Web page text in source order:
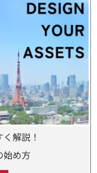
解説！
始め方